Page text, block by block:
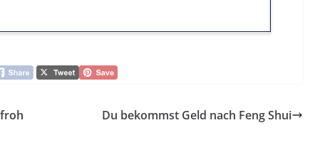
Du bekommst Geld nach Feng Shui